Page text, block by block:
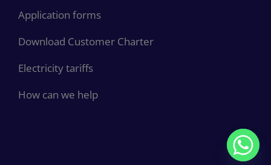
Application forms
Download Customer Charter
Electricity tariffs
How can we help